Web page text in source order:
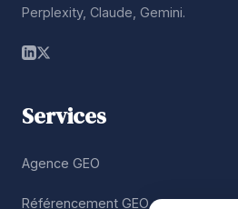
Perplexity, Claude, Gemini.
Services
Agence GEO
Référencement GEO